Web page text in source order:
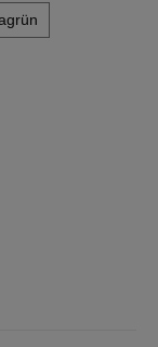
ein